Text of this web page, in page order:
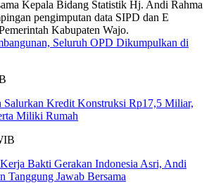
Seluruh OPD Dikumpulkan di
Salurkan Kredit Konstruksi Rp17,5 Miliar,
Miliki Rumah
Bakti Gerakan Indonesia Asri, Andi
Tanggung Jawab Bersama